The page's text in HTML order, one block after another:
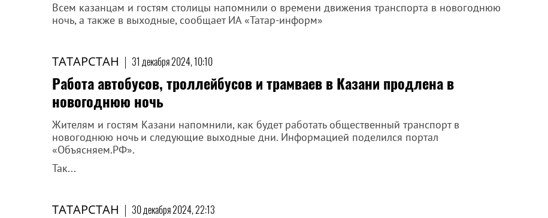
Всем казанцам и гостям столицы напомнили о времени движения транспорта в новогоднюю
ночь, а также в выходные, сообщает ИА «Татар-информ»
ТАТАРСТАН | 31 декабря 2024, 10:10
Работа автобусов, троллейбусов и трамваев в Казани продлена в
новогоднюю ночь
Жителям и гостям Казани напомнили, как будет работать общественный транспорт в
новогоднюю ночь и следующие выходные дни. Информацией поделился портал
«Объясняем.РФ».
Так...
ТАТАРСТАН | 30 декабря 2024, 22:13